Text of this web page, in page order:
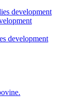
development
development